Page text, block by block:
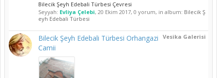
Bilecik Şeyh Edebali Türbesi Çevresi
Seyyah: Evliya Çelebi, 20 Ekim 2017, 0 yorum, in album: Bilecik Ş
eyh Edebali Türbesi
Vesika Galerisi
Bilecik Şeyh Edebali Türbesi Orhangazi
Camii